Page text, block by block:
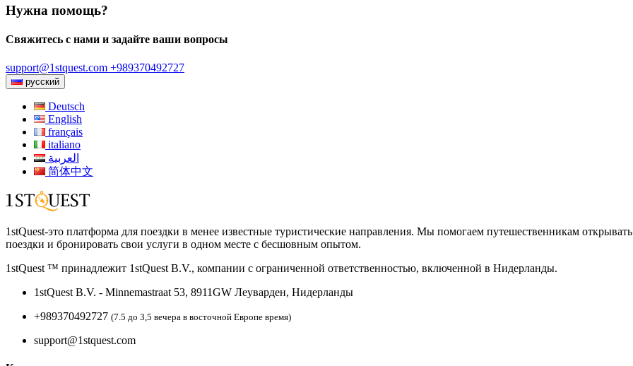
Нужна помощь?
Свяжитесь с нами и задайте ваши вопросы
support@1stquest.com +989370492727
русский
Deutsch
English
français
italiano
العربية
简体中文
1stQuest-это платформа для поездки в менее известные туристические направления. Мы помогаем путешественникам
поездки и бронировать свои услуги в одном месте с бесшовным опытом.
1stQuest ™ принадлежит 1stQuest B.V., компании с ограниченной ответственностью, включенной в Нидерланды.
1stQuest B.V. - Minnemastraat 53, 8911GW Леуварден, Нидерланды
+989370492727 (7.5 до 3,5 вечера в восточной Европе время)
support@1stquest.com